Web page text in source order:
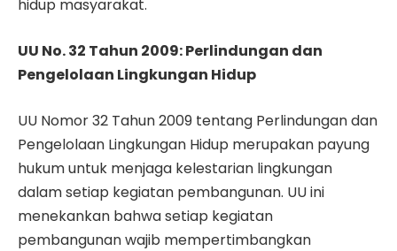
hidup masyarakat.
UU No. 32 Tahun 2009: Perlindungan dan
Pengelolaan Lingkungan Hidup
UU Nomor 32 Tahun 2009 tentang Perlindungan dan
Pengelolaan Lingkungan Hidup merupakan payung
hukum untuk menjaga kelestarian lingkungan
dalam setiap kegiatan pembangunan. UU ini
menekankan bahwa setiap kegiatan
pembangunan wajib mempertimbangkan